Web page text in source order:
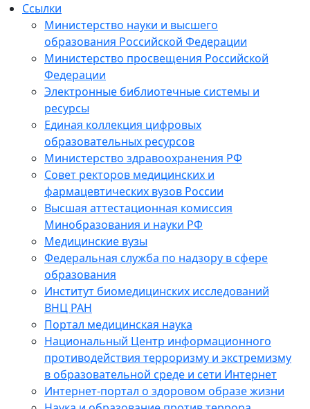
Ссылки
Министерство науки и высшего
образования Российской Федерации
Министерство просвещения Российской
Федерации
Электронные библиотечные системы и
ресурсы
Единая коллекция цифровых
образовательных ресурсов
Министерство здравоохранения РФ
Совет ректоров медицинских и
фармацевтических вузов России
Высшая аттестационная комиссия
Минобразования и науки РФ
Медицинские вузы
Федеральная служба по надзору в сфере
образования
Институт биомедицинских исследований
ВНЦ РАН
Портал медицинская наука
Национальный Центр информационного
противодействия терроризму и экстремизму
в образовательной среде и сети Интернет
Интернет-портал о здоровом образе жизни